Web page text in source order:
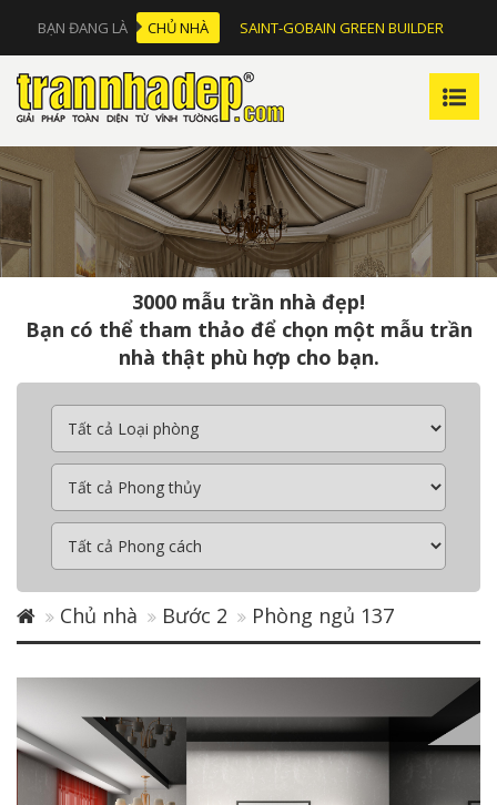
BẠN ĐANG LÀ CHỦ NHÀ SAINT-GOBAIN GREEN BUILDER
3000 mẫu trần nhà đẹp!
Bạn có thể tham thảo để chọn một mẫu trần
nhà thật phù hợp cho bạn.
Chủ nhà Bước 2 Phòng ngủ 137